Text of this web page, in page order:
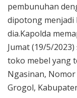
pembunuhan
dipotong menjadi
dia.Kapolda
Jumat (19/5/
toko mebel yang
Ngasinan, Nomor
Grogol,